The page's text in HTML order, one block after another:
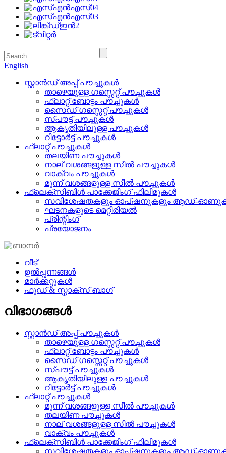
English
സ്റ്റാൻഡ് അപ്പ് പൗച്ചുകൾ
താഴെയുള്ള ഗസ്സെറ്റ് പൗച്ചുകൾ
ഫ്ലാറ്റ് ബോട്ടം പൗച്ചുകൾ
സൈഡ് ഗസ്സെറ്റ് പൗച്ചുകൾ
സ്പൗട്ട് പൗച്ചുകൾ
ആകൃതിയിലുള്ള പൗച്ചുകൾ
റിട്ടോർട്ട് പൗച്ചുകൾ
ഫ്ലാറ്റ് പൗച്ചുകൾ
തലയിണ പൗച്ചുകൾ
നാല് വശങ്ങളുള്ള സീൽ പൗച്ചുകൾ
വാക്വം പൗച്ചുകൾ
മൂന്ന് വശങ്ങളുള്ള സീൽ പൗച്ചുകൾ
ഫ്ലെക്സിബിൾ പാക്കേജിംഗ് ഫിലിമുകൾ
സവിശേഷതകളും ഓപ്ഷനുകളും ആഡ്-
ഘടനകളുടെ മെറ്റീരിയൽ
പ്രിന്റിംഗ്
പ്രയോജനം
വീട്
ഉൽപ്പന്നങ്ങൾ
മാർക്കറ്റുകൾ
ഫുഡ് & സ്നാക്സ് ബാഗ്
വിഭാഗങ്ങൾ
സ്റ്റാൻഡ് അപ്പ് പൗച്ചുകൾ
താഴെയുള്ള ഗസ്സെറ്റ് പൗച്ചുകൾ
ഫ്ലാറ്റ് ബോട്ടം പൗച്ചുകൾ
സൈഡ് ഗസ്സെറ്റ് പൗച്ചുകൾ
സ്പൗട്ട് പൗച്ചുകൾ
ആകൃതിയിലുള്ള പൗച്ചുകൾ
റിട്ടോർട്ട് പൗച്ചുകൾ
ഫ്ലാറ്റ് പൗച്ചുകൾ
മൂന്ന് വശങ്ങളുള്ള സീൽ പൗച്ചുകൾ
തലയിണ പൗച്ചുകൾ
നാല് വശങ്ങളുള്ള സീൽ പൗച്ചുകൾ
വാക്വം പൗച്ചുകൾ
ഫ്ലെക്സിബിൾ പാക്കേജിംഗ് ഫിലിമുകൾ
സവിശേഷതകളും ഓപ്ഷനുകളും ആഡ്-